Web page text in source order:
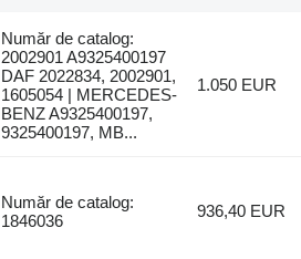
Număr de catalog:
2002901 A9325400197
DAF 2022834, 2002901,
1605054 | MERCEDES-
BENZ A9325400197,
9325400197, MB...
1.050 EUR
Număr de catalog:
1846036
936,40 EUR